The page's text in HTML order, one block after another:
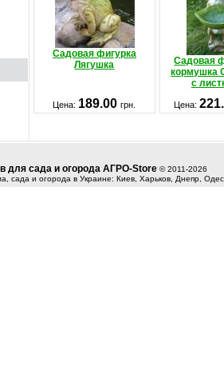
Садовая фигурка
Лягушка
Садовая
кормушка
с
Цена: 189.00грн. Цена:
для сада и огорода АГРО-Store © 2011-2026
сада и огорода в Украине: Киев, Харьков, Днепр,